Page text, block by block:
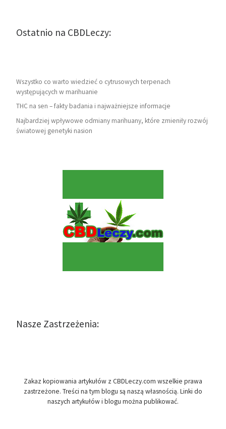
Ostatnio na CBDLeczy:
Wszystko co warto wiedzieć o cytrusowych terpenach
występujących w marihuanie
THC na sen – fakty badania i najważniejsze informacje
Najbardziej wpływowe odmiany marihuany, które zmieniły rozwój
światowej genetyki nasion
Nasze Zastrzeżenia:
Zakaz kopiowania artykułów z CBDLeczy.com wszelkie prawa
zastrzeżone. Treści na tym blogu są naszą własnością. Linki do
naszych artykułów i blogu można publikować.